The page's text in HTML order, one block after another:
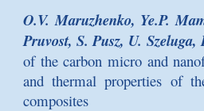
O.V. Maruzhenko, Ye.P.
Pruvost, S. Pusz, U.
of the carbon micro and
and thermal properties of
composites